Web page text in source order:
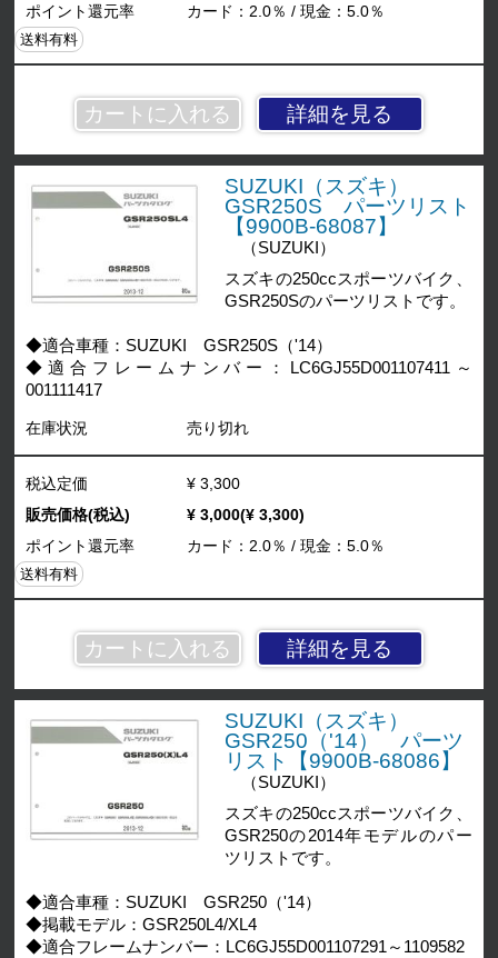
詳細を見る
ポイント還元率
カード：2.0％ / 現金：5.0％
送料有料
SUZUKI（スズキ）
GSR250S パーツリスト
【9900B-68087】
（SUZUKI）
スズキの250ccスポーツバイク、
GSR250Sのパーツリストです。
◆適合車種：SUZUKI GSR250S（'14）
◆適合フレームナンバー：LC6GJ55D001107411～
001111417
在庫状況 売り切れ
詳細を見る
税込定価
¥ 3,300
販売価格(税込)
¥ 3,000(¥ 3,300)
ポイント還元率
カード：2.0％ / 現金：5.0％
送料有料
SUZUKI（スズキ）
GSR250（'14） パーツ
リスト【9900B-68086】
（SUZUKI）
スズキの250ccスポーツバイク、
GSR250の2014年モデルのパー
ツリストです。
◆適合車種：SUZUKI GSR250（'14）
◆掲載モデル：GSR250L4/XL4
◆適合フレームナンバー：LC6GJ55D001107291～1109582